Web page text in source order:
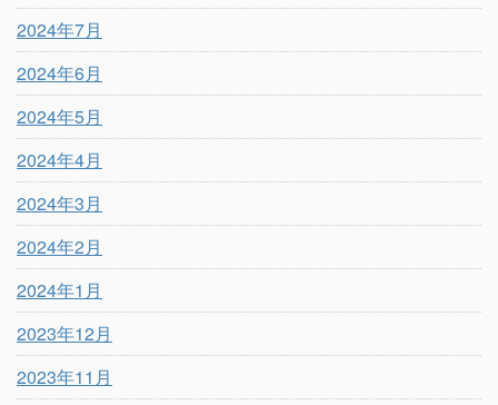
2024年7月
2024年6月
2024年5月
2024年4月
2024年3月
2024年2月
2024年1月
2023年12月
2023年11月